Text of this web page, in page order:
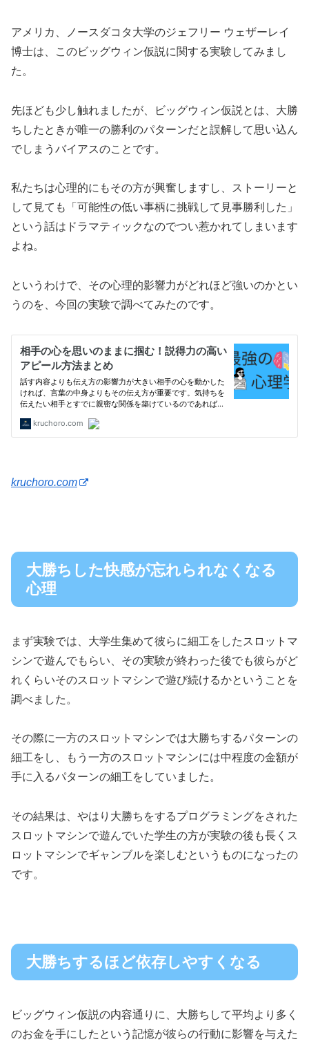
アメリカ、ノースダコタ大学のジェフリー ウェザーレイ
博士は、このビッグウィン仮説に関する実験してみまし
た。
先ほども少し触れましたが、ビッグウィン仮説とは、大勝
ちしたときが唯一の勝利のパターンだと誤解して思い込ん
でしまうバイアスのことです。
私たちは心理的にもその方が興奮しますし、ストーリーと
して見ても「可能性の低い事柄に挑戦して見事勝利した」
という話はドラマティックなのでつい惹かれてしまいます
よね。
というわけで、その心理的影響力がどれほど強いのかとい
うのを、今回の実験で調べてみたのです。
kruchoro.com
大勝ちした快感が忘れられなくなる
心理
まず実験では、大学生集めて彼らに細工をしたスロットマ
シンで遊んでもらい、その実験が終わった後でも彼らがど
れくらいそのスロットマシンで遊び続けるかということを
調べました。
その際に一方のスロットマシンでは大勝ちするパターンの
細工をし、もう一方のスロットマシンには中程度の金額が
手に入るパターンの細工をしていました。
その結果は、やはり大勝ちをするプログラミングをされた
スロットマシンで遊んでいた学生の方が実験の後も長くス
ロットマシンでギャンブルを楽しむというものになったの
です。
大勝ちするほど依存しやすくなる
ビッグウィン仮説の内容通りに、大勝ちして平均より多く
のお金を手にしたという記憶が彼らの行動に影響を与えた